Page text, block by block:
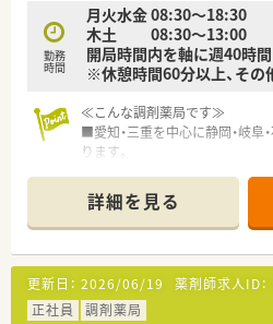
勤務
時間
月火水金 08:30～18:30
木土 08:30～13:00
開局時間内を軸に週40時
※休憩時間60分以上、その
≪こんな調剤薬局です≫
■愛知・三重を中心に静岡・岐阜
ります。
店舗形態があります。
■全国に展開しているメディカ
ープ会社になります。
■在宅訪問をはじめ、健康フェア
積極的に実施しております。
■医師・看護師・ケアマネジャー
チーム医療に取り組んでいます。
詳細を見る
更新日： 2026/06/19 薬剤師求人ID：
正社員
調剤薬局